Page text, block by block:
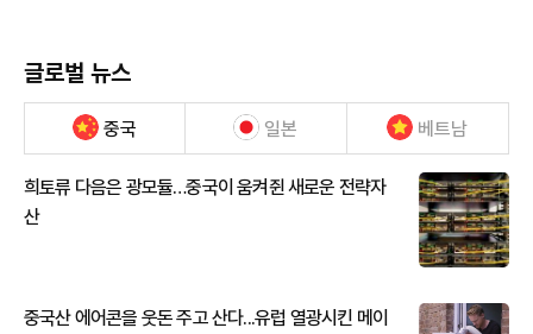
글로벌 뉴스
중국 일본 베트남
희토류 다음은 광모듈…중국이 움켜쥔 새로운 전략자
산
중국산 에어콘을 웃돈 주고 산다...유럽 열광시킨 메이